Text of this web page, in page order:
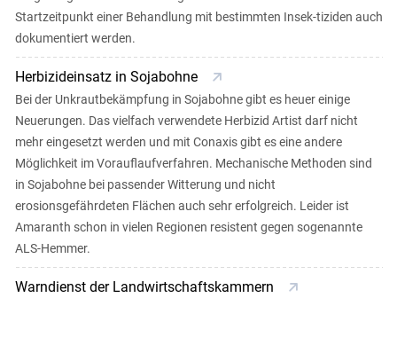
Startzeitpunkt einer Behandlung mit bestimmten Insek-tiziden auch
dokumentiert werden.
Herbizideinsatz in Sojabohne
Bei der Unkrautbekämpfung in Sojabohne gibt es heuer einige
Neuerungen. Das vielfach verwendete Herbizid Artist darf nicht
mehr eingesetzt werden und mit Conaxis gibt es eine andere
Möglichkeit im Vorauflaufverfahren. Mechanische Methoden sind
in Sojabohne bei passender Witterung und nicht
erosionsgefährdeten Flächen auch sehr erfolgreich. Leider ist
Amaranth schon in vielen Regionen resistent gegen sogenannte
ALS-Hemmer.
Warndienst der Landwirtschaftskammern